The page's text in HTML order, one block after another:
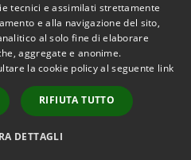
Copyright © 2026 • Comune di
Acquanegra Cremonese •
Powered byMunicipium
Accesso redazione
tecnici e assimilati strettamente
e alla navigazione del sito,
al solo fine di elaborare
aggregate e anonime.
la cookie policy al seguente link
RIFIUTA TUTTO
DETTAGLI